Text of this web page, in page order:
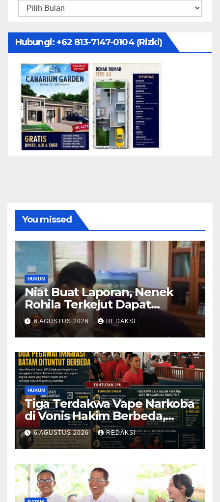
Arsip
Hubungi: ‪+62 813-7147-0104‬ (Rizki)
You missed
HUKUM
Niat Buat Laporan, Nenek
Rohila Terkejut Dapat
Bantuan dari Kabid Propam
Kombes Pol Eddwi
6 AGUSTUS 2026 REDAKSI
HUKUM
Tiga Terdakwa Vape Narkoba
di Vonis Hakim Berbeda,
Oknum Pegawai Imigrasi
Batam Paling Ringan
6 AGUSTUS 2026 REDAKSI